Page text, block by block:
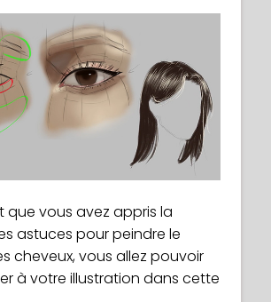
que vous avez appris la
astuces pour peindre le
cheveux, vous allez pouvoir
à votre illustration dans cette